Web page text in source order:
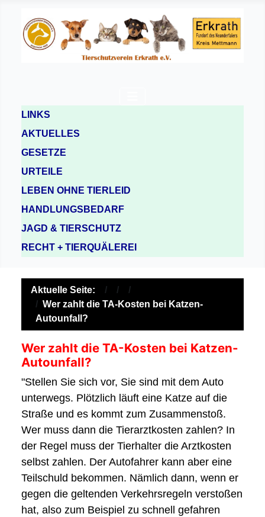
LINKS
AKTUELLES
GESETZE
URTEILE
LEBEN OHNE TIERLEID
HANDLUNGSBEDARF
JAGD & TIERSCHUTZ
RECHT + TIERQUÄLEREI
Aktuelle Seite:
Wer zahlt die TA-Kosten bei Katzen-
Autounfall?
Wer zahlt die TA-Kosten bei Katzen-
Autounfall?
"Stellen Sie sich vor, Sie sind mit dem Auto
unterwegs. Plötzlich läuft eine Katze auf die
Straße und es kommt zum Zusammenstoß.
Wer muss dann die Tierarztkosten zahlen? In
der Regel muss der Tierhalter die Arztkosten
selbst zahlen. Der Autofahrer kann aber eine
Teilschuld bekommen. Nämlich dann, wenn er
gegen die geltenden Verkehrsregeln verstoßen
hat, also zum Beispiel zu schnell gefahren